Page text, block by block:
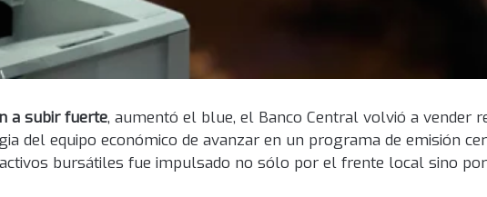
a subir fuerte, aumentó el blue, el Banco Central volvió a vender
del equipo económico de avanzar en un programa de emisión
bursátiles fue impulsado no sólo por el frente local sino